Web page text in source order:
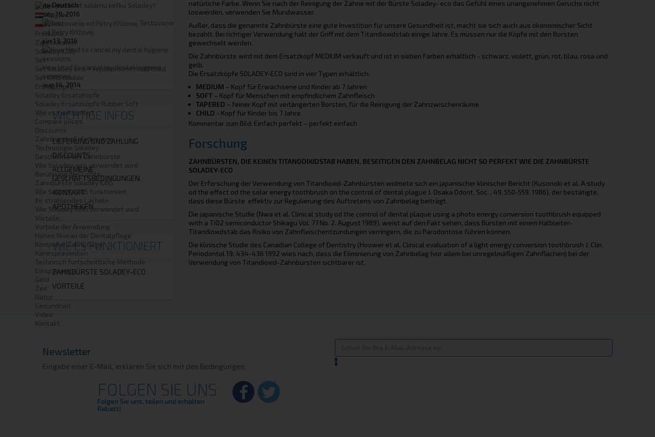
Deutsch
Magyar
Polski
Produkte
Zahnbürsten
Soladey ION5
Set
Set Soladey ion5 + replacement head child
Set ION5 double
Ersatzköpfe
Soladey Ersatzköpfe
Soladey Ersatzköpfe Rubber Soft
Wie es funktioniert
Compare prices
Discounts
Zahnbürste Soladey-eco
Technologie Soladey
Geschichte der Zahnbürste
Wie Soladey-eco verwendet wird
Berührung des Lichts
Zahnbürste Soladey ION5
Wie Soladey ION5 funktioniert
Ihr strahlendes Lächeln
Wie Soladey ION5 verwendet wird
Vorteile
Vorteile der Anwendung
Hohes Niveau der Dentalpflege
Komplexe Zahnpflege
Kariesprävention
Technisch fortschrittliche Methode
Einsparung
Geld
Zeit
Natur
Gesundheit
Video
Kontakt
Ako používať solárnu kefku Soladey?
sep 19, 2016
Testovanie
od Petry Křížovej
jún 13, 2016
How I had to cancel my dental hygiene
sessions.
aug 14, 2014
WICHTIGE INFOS
LIEFERUNG UND ZAHLUNG
DISCOUNTS
ALLGEMEINE
GESCHÄFTSBEDINGUNGEN.
KONTAKT
APOTHEKEN
WIE ES FUNKTIONIERT
ZAHNBÜRSTE SOLADEY-ECO
VORTEILE
natürliche Farbe. Wenn Sie nach der Reinigung der Zähne mit der Bürste Soladey- eco das Gefühl eines unangenehmen Geruchs nicht
loswerden, verwenden Sie Mundwasser.
Außer, dass die genannte Zahnbürste eine gute Investition für unsere Gesundheit ist, macht sie sich auch aus ökonomischer Sicht
bezahlt. Bei richtiger Verwendung hält der Griff mit dem Titandioxidstab einige Jahre. Es müssen nur die Köpfe mit den Borsten
gewechselt werden.
Die Zahnbürste wird mit dem Ersatzkopf MEDIUM verkauft und ist in sieben Farben erhältlich - schwarz, violett, grün, rot, blau, rosa und
gelb.
Die Ersatzköpfe SOLADEY-ECO sind in vier Typen erhältlich:
MEDIUM – Kopf für Erwachsene und Kinder ab 7 Jahren
SOFT – Kopf für Menschen mit empfindlichem Zahnfleisch
TAPERED – feiner Kopf mit verlängerten Borsten, für die Reinigung der Zahnzwischenräume
CHILD - Kopf für Kinder bis 7 Jahre
Kommentar zum Bild: Einfach perfekt – perfekt einfach
Forschung
ZAHNBÜRSTEN, DIE KEINEN TITANODIXIDSTAB HABEN, BESEITIGEN DEN ZAHNBELAG NICHT SO PERFEKT WIE DIE ZAHNBÜRSTE
SOLADEY-ECO
Der Erforschung der Verwendung von Titandioxid-Zahnbürsten widmete sich ein japanischer klinischer Bericht (Kusonoki et al. A study
od the effect od the solar energy toothbrush on the control of dental plague J. Osaka Odont. Soc. , 49, 550-559, 1986), der bestätigte,
dass diese Bürste effektiv zur Regulierung des Auftretens von Zahnbelag beiträgt.
Die japanische Studie (Nwa et al. Clinical study od the control of dental plaque using a photo energy conversion toothbrush equipped
with a TiO2 semiconductor Shikagu Vol. 77 No. 2. August 1989), weist auf den Fakt sehen, dass Bürsten mit einem Halbleiter-
Titandioxidstab das Risiko von Zahnfleischentzündungen verringern, die zu Parodontose führen können.
Die klinische Studie des Canadian College of Dentistry (Hoower et al. Clinical evaluation of a light energy conversion toothbrush J. Clin.
Periodontol 19. 434-436 1992 wies nach, dass die Eliminierung von Zahnbelag (vor allem bei unregelmäßigen Zahnflächen) bei der
Verwendung von Titandioxid-Zahnbürsten sichtbarer ist.
Newsletter
Eingabe einer E-Mail, erklären Sie sich mit den Bedingungen.
FOLGEN SIE UNS
Folgen Sie uns, teilen und erhalten
Rabatt!